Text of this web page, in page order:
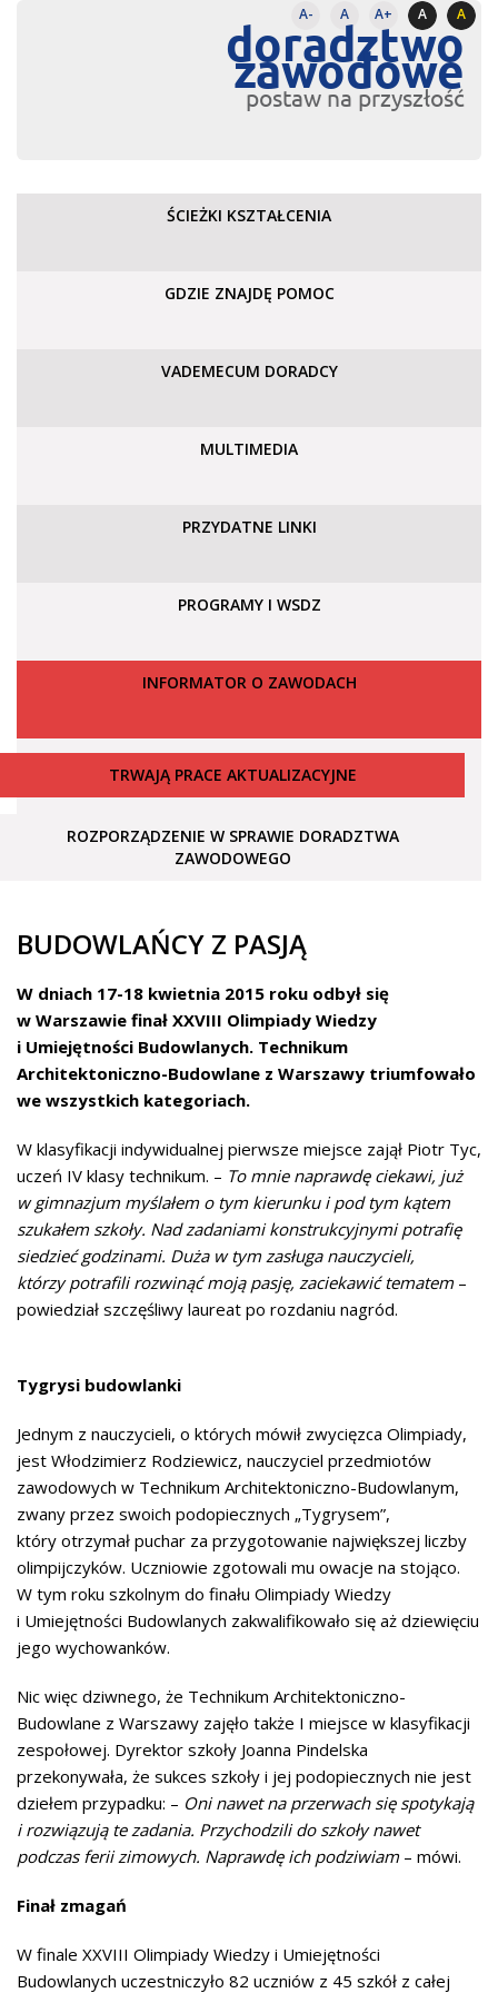
A- A A+ A A
doradztwo
zawodowe
postaw na przyszłość
ŚCIEŻKI KSZTAŁCENIA
GDZIE ZNAJDĘ POMOC
VADEMECUM DORADCY
MULTIMEDIA
PRZYDATNE LINKI
PROGRAMY I WSDZ
INFORMATOR O ZAWODACH
TRWAJĄ PRACE AKTUALIZACYJNE
ROZPORZĄDZENIE W SPRAWIE DORADZTWA
ZAWODOWEGO
BUDOWLAŃCY Z PASJĄ
W dniach 17-18 kwietnia 2015 roku odbył się
w Warszawie finał XXVIII Olimpiady Wiedzy
i Umiejętności Budowlanych. Technikum
Architektoniczno-Budowlane z Warszawy triumfowało
we wszystkich kategoriach.
W klasyfikacji indywidualnej pierwsze miejsce zajął Piotr Tyc,
uczeń IV klasy technikum. – To mnie naprawdę ciekawi, już
w gimnazjum myślałem o tym kierunku i pod tym kątem
szukałem szkoły. Nad zadaniami konstrukcyjnymi potrafię
siedzieć godzinami. Duża w tym zasługa nauczycieli,
którzy potrafili rozwinąć moją pasję, zaciekawić tematem–
powiedział szczęśliwy laureat po rozdaniu nagród.
Tygrysi budowlanki
Jednym z nauczycieli, o których mówił zwycięzca Olimpiady,
jest Włodzimierz Rodziewicz, nauczyciel przedmiotów
zawodowych w Technikum Architektoniczno-Budowlanym,
zwany przez swoich podopiecznych „Tygrysem”,
który otrzymał puchar za przygotowanie największej liczby
olimpijczyków. Uczniowie zgotowali mu owacje na stojąco.
W tym roku szkolnym do finału Olimpiady Wiedzy
i Umiejętności Budowlanych zakwalifikowało się aż dziewięciu
jego wychowanków.
Nic więc dziwnego, że Technikum Architektoniczno-
Budowlane z Warszawy zajęło także I miejsce w klasyfikacji
zespołowej. Dyrektor szkoły Joanna Pindelska
przekonywała, że sukces szkoły i jej podopiecznych nie jest
dziełem przypadku: – Oni nawet na przerwach się spotykają
i rozwiązują te zadania. Przychodzili do szkoły nawet
podczas ferii zimowych. Naprawdę ich podziwiam– mówi.
Finał zmagań
W finale XXVIII Olimpiady Wiedzy i Umiejętności
Budowlanych uczestniczyło 82 uczniów z 45 szkół z całej